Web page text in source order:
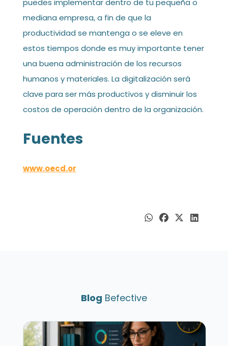
puedes implementar dentro de tu pequeña o
mediana empresa, a fin de que la
productividad se mantenga o se eleve en
estos tiempos donde es muy importante tener
una buena administración de los recursos
humanos y materiales. La digitalización será
clave para ser más productivos y disminuir los
costos de operación dentro de la organización.
Fuentes
www.oecd.or
Blog Befective